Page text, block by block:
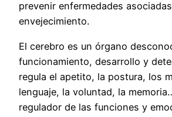
prevenir enfermedades
envejecimiento.
El cerebro es un órgano
funcionamiento, desarrollo y
regula el apetito, la postura, los
lenguaje, la voluntad, la
regulador de las funciones y